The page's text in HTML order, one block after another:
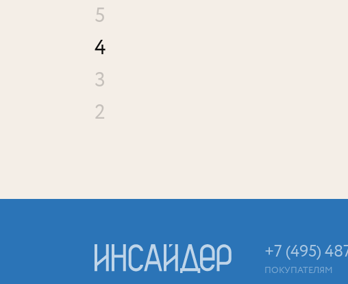
2
3
4
5
ПОКУПАТЕЛЯМ
+7 (495)